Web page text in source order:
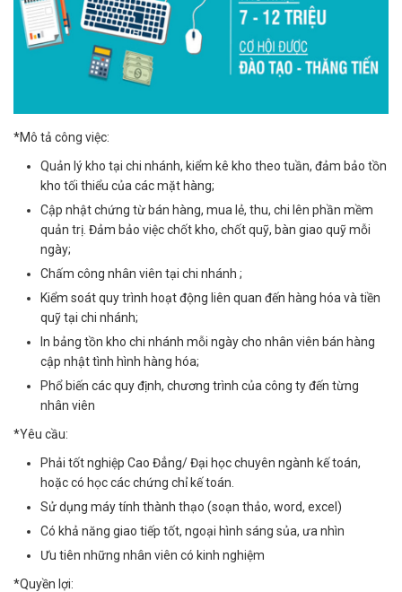
*Mô tả công việc:
Quản lý kho tại chi nhánh, kiểm kê kho theo tuần, đảm bảo tồn
kho tối thiểu của các mặt hàng;
Cập nhật chứng từ bán hàng, mua lẻ, thu, chi lên phần mềm
quản trị. Đảm bảo việc chốt kho, chốt quỹ, bàn giao quỹ mỗi
ngày;
Chấm công nhân viên tại chi nhánh ;
Kiểm soát quy trình hoạt động liên quan đến hàng hóa và tiền
quỹ tại chi nhánh;
In bảng tồn kho chi nhánh mỗi ngày cho nhân viên bán hàng
cập nhật tình hình hàng hóa;
Phổ biến các quy định, chương trình của công ty đến từng
nhân viên
*Yêu cầu:
Phải tốt nghiệp Cao Đẳng/ Đại học chuyên ngành kế toán,
hoặc có học các chứng chỉ kế toán.
Sử dụng máy tính thành thạo (soạn thảo, word, excel)
Có khả năng giao tiếp tốt, ngoại hình sáng sủa, ưa nhìn
Ưu tiên những nhân viên có kinh nghiệm
*Quyền lợi: